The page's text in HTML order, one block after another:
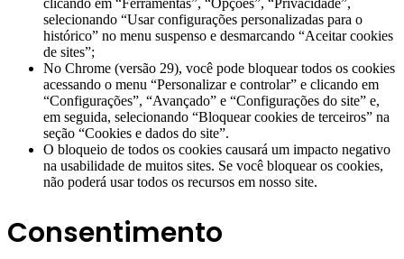
clicando em “Ferramentas”, “Opções”, “Privacidade”,
selecionando “Usar configurações personalizadas para o
histórico” no menu suspenso e desmarcando “Aceitar cookies
de sites”;
No Chrome (versão 29), você pode bloquear todos os cookies
acessando o menu “Personalizar e controlar” e clicando em
“Configurações”, “Avançado” e “Configurações do site” e,
em seguida, selecionando “Bloquear cookies de terceiros” na
seção “Cookies e dados do site”.
O bloqueio de todos os cookies causará um impacto negativo
na usabilidade de muitos sites. Se você bloquear os cookies,
não poderá usar todos os recursos em nosso site.
Consentimento